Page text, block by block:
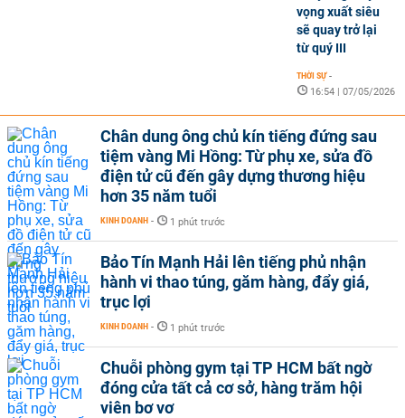
vọng xuất siêu
sẽ quay trở lại
từ quý III
THỜI SỰ -
16:54 | 07/05/2026
Chân dung ông chủ kín tiếng đứng sau
tiệm vàng Mi Hồng: Từ phụ xe, sửa đồ
điện tử cũ đến gây dựng thương hiệu
hơn 35 năm tuổi
KINH DOANH - 1 phút trước
Bảo Tín Mạnh Hải lên tiếng phủ nhận
hành vi thao túng, găm hàng, đẩy giá,
trục lợi
KINH DOANH - 1 phút trước
Chuỗi phòng gym tại TP HCM bất ngờ
đóng cửa tất cả cơ sở, hàng trăm hội
viên bơ vơ